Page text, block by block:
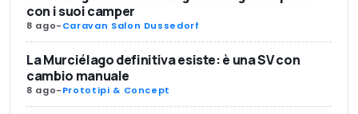
con i suoi camper
8 ago-Caravan Salon Dussedorf
La Murciélago definitiva esiste: è una SV con
cambio manuale
8 ago-Prototipi & Concept